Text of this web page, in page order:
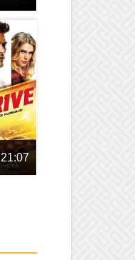
21:07